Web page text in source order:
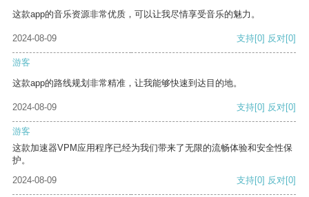
这款app的音乐资源非常优质，可以让我尽情享受音乐的魅力。
2024-08-09 支持[0] 反对[0]
游客
这款app的路线规划非常精准，让我能够快速到达目的地。
2024-08-09 支持[0] 反对[0]
游客
这款加速器VPM应用程序已经为我们带来了无限的流畅体验和安全性保
护。
2024-08-09
支持[0] 反对[0]